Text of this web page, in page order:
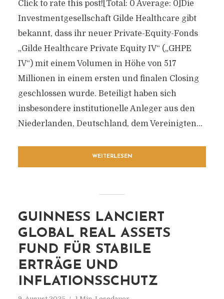
Click to rate this post![Total: 0 Average: 0]Die
Investmentgesellschaft Gilde Healthcare gibt
bekannt, dass ihr neuer Private-Equity-Fonds
„Gilde Healthcare Private Equity IV“ („GHPE
IV“) mit einem Volumen in Höhe von 517
Millionen in einem ersten und finalen Closing
geschlossen wurde. Beteiligt haben sich
insbesondere institutionelle Anleger aus den
Niederlanden, Deutschland, dem Vereinigten...
WEITERLESEN
GUINNESS LANCIERT
GLOBAL REAL ASSETS
FUND FÜR STABILE
ERTRÄGE UND
INFLATIONSSCHUTZ